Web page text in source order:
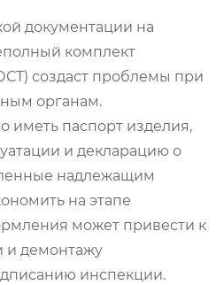
документации на
комплект
создаст проблемы при
органам.
иметь паспорт изделия,
и декларацию о
надлежащим
на этапе
может привести к
и демонтажу
инспекции.